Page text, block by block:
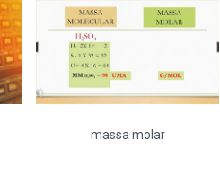
massa molar